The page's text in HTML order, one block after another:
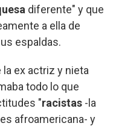
diferente" y que
a ella de
espaldas.
ex actriz y nieta
todo lo que
"racistas -la
afroamericana- y